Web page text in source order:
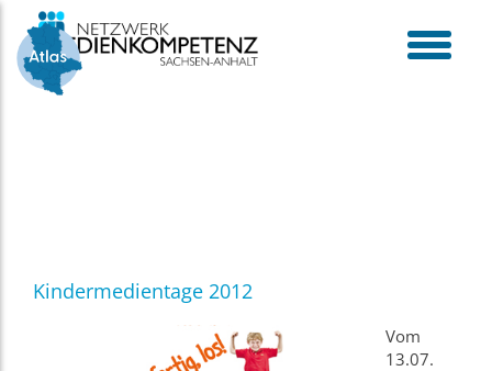
toggle
menu
Skip
content
Kindermedientage 2012
Vom
13.07.